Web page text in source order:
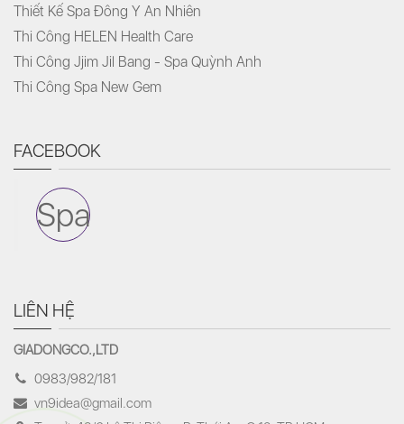
Thiết Kế Spa Đông Y An Nhiên
Thi Công HELEN Health Care
Thi Công Jjim Jil Bang - Spa Quỳnh Anh
Thi Công Spa New Gem
FACEBOOK
Spa
LIÊN HỆ
GIADONGCO.,LTD
0983/982/181
vn9idea@gmail.com